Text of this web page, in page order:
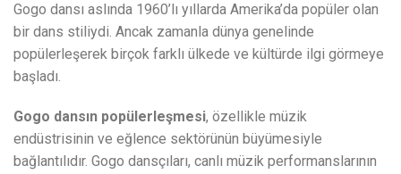
Gogo dansı aslında 1960’lı yıllarda Amerika’da popüler olan
bir dans stiliydi. Ancak zamanla dünya genelinde
popülerleşerek birçok farklı ülkede ve kültürde ilgi görmeye
başladı.
Gogo dansın popülerleşmesi, özellikle müzik
endüstrisinin ve eğlence sektörünün büyümesiyle
bağlantılıdır. Gogo dansçıları, canlı müzik performanslarının